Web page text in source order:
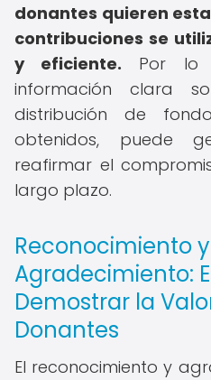
donantes quieren
contribuciones se
y eficiente. Por lo
información clara
distribución de
obtenidos, puede
reafirmar el
largo plazo.
Reconocimiento y
Agradecimiento:
Demostrar la
Donantes
El reconocimiento y